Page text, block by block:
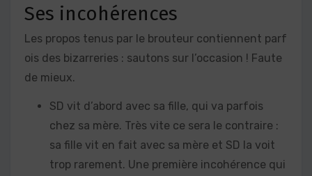
Ses incohérences
Les propos tenus par le brouteur contiennent parf
ois des bizarreries : sautons sur l’occasion ! Faute
de mieux.
SD vit d’abord avec sa fille, qui va parfois
chez sa mère. Très vite ce sera le contraire :
sa fille vit en fait avec sa mère et SD la voit
trop rarement. Une première incohérence qui